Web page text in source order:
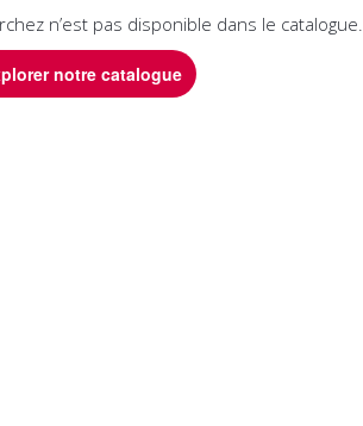
n’est pas disponible dans le catalogue.
notre catalogue